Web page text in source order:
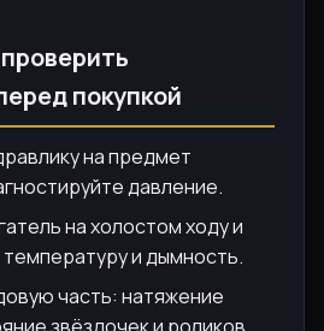
покупкой
на предмет
давление.
на холостом ходу и
и дымность.
часть: натяжение